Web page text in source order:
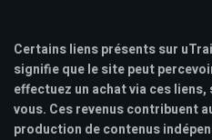
Certains liens présents sur
signifie que le site peut
effectuez un achat via ces
vous. Ces revenus contribuent
production de contenus